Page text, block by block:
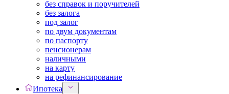
без справок и поручителей
без залога
под залог
по двум документам
по паспорту
пенсионерам
наличными
на карту
на рефинансирование
Ипотека